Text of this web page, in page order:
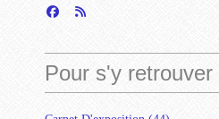
Pour s'y retrouver